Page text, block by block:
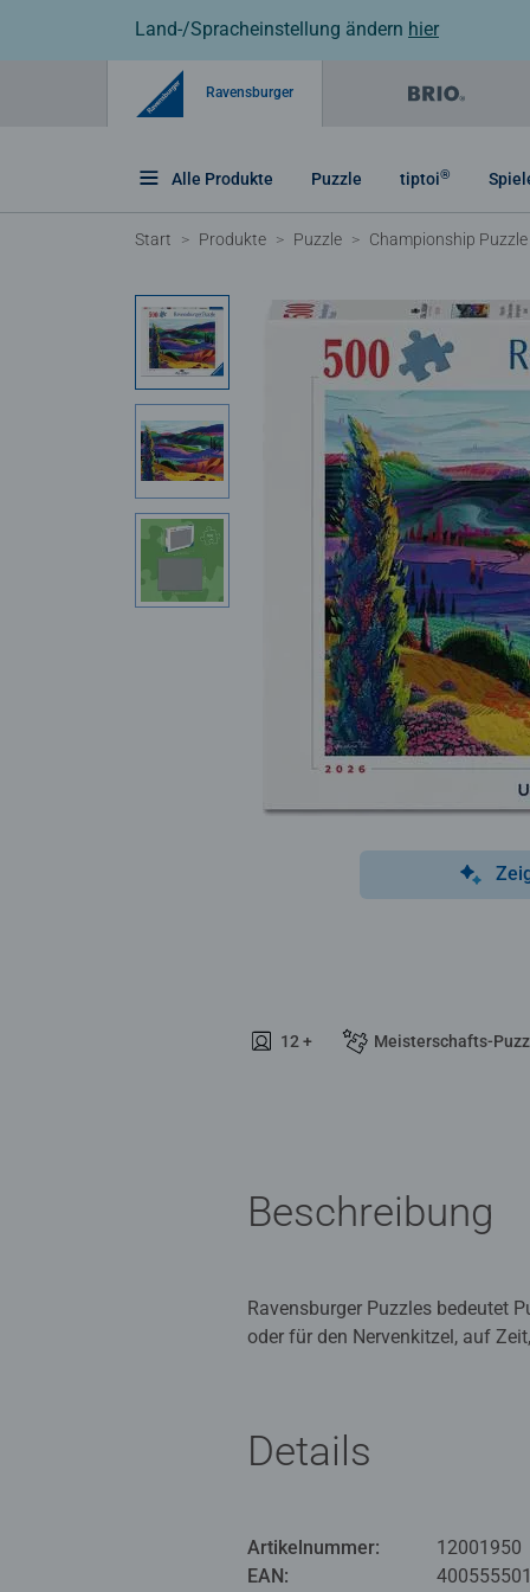
Land-/Spracheinstellung ändern hier
Ravensburger
Alle Produkte Puzzle tiptoi®
Start Produkte Puzzle Championship Puzzle
12 + Meisterschafts-
Beschreibung
Ravensburger Puzzles bedeutet
oder für den Nervenkitzel, auf
Ravensburger Puzzles:
Qualität, Liebe zum Detail und
unvergessliches Puzzleerlebnis.
Details
Artikelnummer:
12001950
EAN: